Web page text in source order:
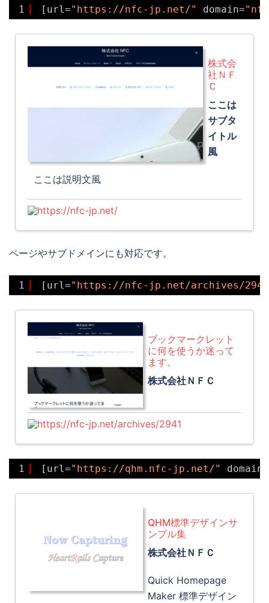
1 [url="https://nfc-jp.net/" domain=
株式会
社ＮＦ
Ｃ
ここは
サブタ
イトル
風
ここは説明文風
https://nfc-jp.net/
ページやサブドメインにも対応です。
1 [url="https://nfc-jp.net/archives/
ブックマークレット
に何を使うか迷って
ます。
株式会社ＮＦＣ
https://nfc-jp.net/archives/2941
1 [url="https://qhm.nfc-jp.net/" domain=
QHM標準デザインサ
ンプル集
株式会社ＮＦＣ
Quick Homepage
Maker 標準デザイン